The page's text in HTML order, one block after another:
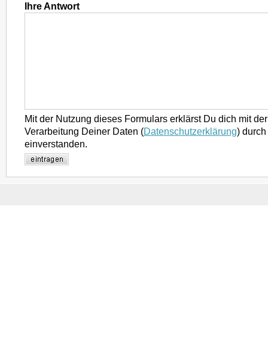
Ihre Antwort
Mit der Nutzung dieses Formulars erklärst Du dich mit
Verarbeitung Deiner Daten (Datenschutzerklärung)
einverstanden.